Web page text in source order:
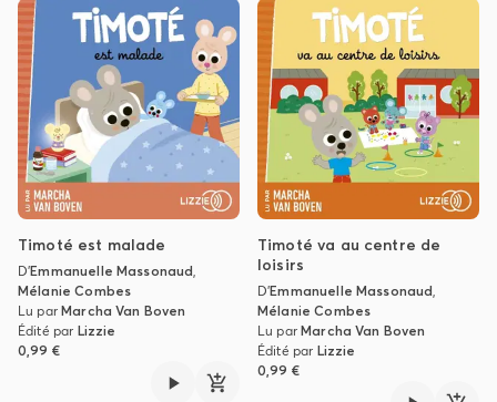
Timoté est malade
D'Emmanuelle Massonaud,
Mélanie Combes
Lu parMarcha Van Boven
Édité par Lizzie
0,99 €
Timoté va au centre de
loisirs
D'Emmanuelle Massonaud,
Mélanie Combes
Lu parMarcha Van Boven
Édité par Lizzie
0,99 €